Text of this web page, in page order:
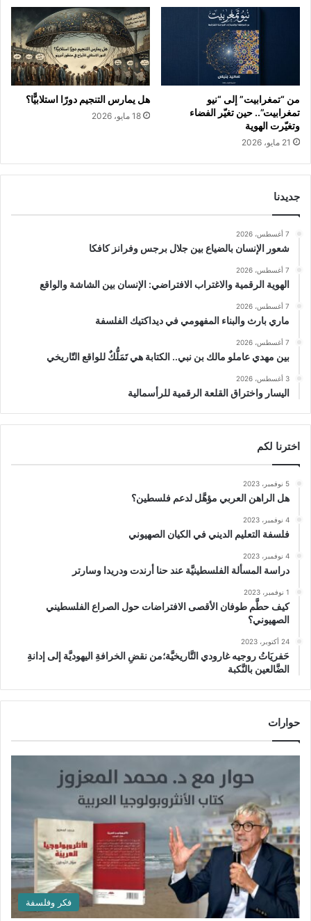
من “تمغرابيت” إلى “نيو
تمغرابيت”.. حين تغيّر الفضاء
وتغيّرت الهوية
21 مايو، 2026
هل يمارس التنجيم دورًا استلابيًّا؟
18 مايو، 2026
جديدنا
7 أغسطس، 2026
شعور الإنسان بالضياع بين جلال برجس وفرانز كافكا
7 أغسطس، 2026
الهوية الرقمية والاغتراب الافتراضي: الإنسان بين الشاشة والواقع
7 أغسطس، 2026
ماري بارث والبناء المفهومي في ديداكتيك الفلسفة
7 أغسطس، 2026
بين مهدي عاملو مالك بن نبي.. الكتابة هي تَمَلُّكٌ للواقع التّاريخي
3 أغسطس، 2026
اليسار واختراق القلعة الرقمية للرأسمالية
اخترنا لكم
5 نوفمبر، 2023
هل الراهن العربي مؤهَّل لدعم فلسطين؟
4 نوفمبر، 2023
فلسفة التعليم الديني في الكيان الصهيوني
4 نوفمبر، 2023
دراسة المسألة الفلسطينيَّة عند حنا أرندت ودريدا وسارتر
1 نوفمبر، 2023
كيف حطَّم طوفان الأقصى الافتراضات حول الصراع الفلسطيني
الصهيوني؟
24 أكتوبر، 2023
حَفريَاتُ روجيه غارودي التَّاريخيَّة؛من نقضِ الخرافةِ اليهوديَّة إلى إدانةِ
الضَّالعين بالنَّكبة
حوارات
فكر وفلسفة